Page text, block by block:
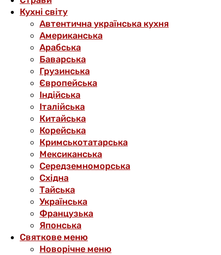
Кухні світу
Автентична українська кухня
Американська
Арабська
Баварська
Грузинська
Європейська
Індійська
Італійська
Китайська
Корейська
Кримськотатарська
Мексиканська
Середземноморська
Східна
Тайська
Українська
Французька
Японська
Святкове меню
Новорічне меню